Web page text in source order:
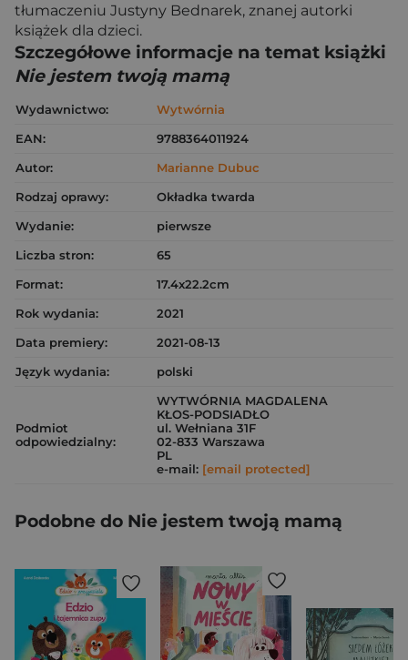
tłumaczeniu Justyny Bednarek, znanej autorki
książek dla dzieci.
Szczegółowe informacje na temat książki
Nie jestem twoją mamą
Wydawnictwo:
Wytwórnia
EAN:
9788364011924
Autor:
Marianne Dubuc
Rodzaj oprawy:
Okładka twarda
Wydanie:
pierwsze
Liczba stron:
65
Format:
17.4x22.2cm
Rok wydania:
2021
Data premiery:
2021-08-13
Język wydania:
polski
Podmiot
odpowiedzialny:
WYTWÓRNIA MAGDALENA
KŁOS-PODSIADŁO
ul. Wełniana 31F
02-833 Warszawa
PL
e-mail: [email protected]
Podobne do Nie jestem twoją mamą